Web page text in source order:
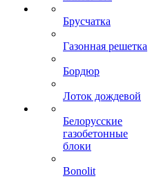
Брусчатка
Газонная решетка
Бордюр
Лоток дождевой
Белорусские
газобетонные
блоки
Bonolit